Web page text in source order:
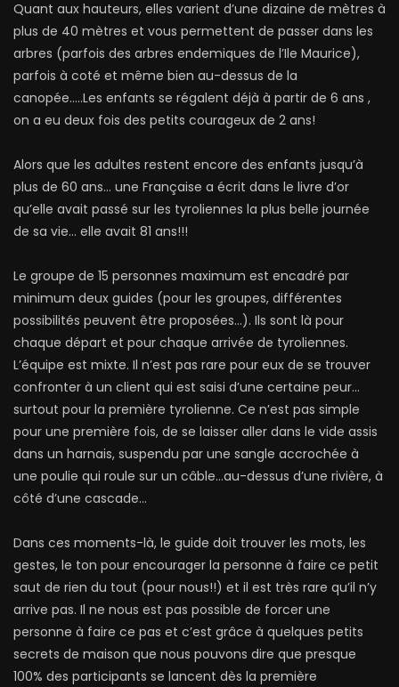
Quant aux hauteurs, elles varient d’une dizaine de mètres à
plus de 40 mètres et vous permettent de passer dans les
arbres (parfois des arbres endemiques de l’Ile Maurice),
parfois à coté et même bien au-dessus de la
canopée…..Les enfants se régalent déjà à partir de 6 ans ,
on a eu deux fois des petits courageux de 2 ans!
Alors que les adultes restent encore des enfants jusqu’à
plus de 60 ans… une Française a écrit dans le livre d’or
qu’elle avait passé sur les tyroliennes la plus belle journée
de sa vie… elle avait 81 ans!!!
Le groupe de 15 personnes maximum est encadré par
minimum deux guides (pour les groupes, différentes
possibilités peuvent être proposées…). Ils sont là pour
chaque départ et pour chaque arrivée de tyroliennes.
L’équipe est mixte. Il n’est pas rare pour eux de se trouver
confronter à un client qui est saisi d’une certaine peur…
surtout pour la première tyrolienne. Ce n’est pas simple
pour une première fois, de se laisser aller dans le vide assis
dans un harnais, suspendu par une sangle accrochée à
une poulie qui roule sur un câble…au-dessus d’une rivière, à
côté d’une cascade…
Dans ces moments-là, le guide doit trouver les mots, les
gestes, le ton pour encourager la personne à faire ce petit
saut de rien du tout (pour nous!!) et il est très rare qu’il n’y
arrive pas. Il ne nous est pas possible de forcer une
personne à faire ce pas et c’est grâce à quelques petits
secrets de maison que nous pouvons dire que presque
100% des participants se lancent dès la première